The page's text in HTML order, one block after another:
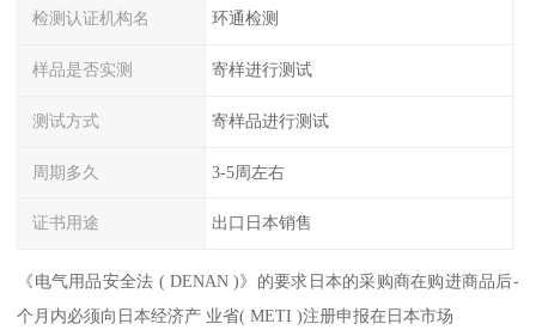
检测认证机构名 环通检测
样品是否实测 寄样进行测试
测试方式 寄样品进行测试
周期多久 3-5周左右
证书用途 出口日本销售
《电气用品安全法 ( DENAN )》的要求日本的采购商在购进商品后-
个月内必须向日本经济产 业省( METI )注册申报在日本市场